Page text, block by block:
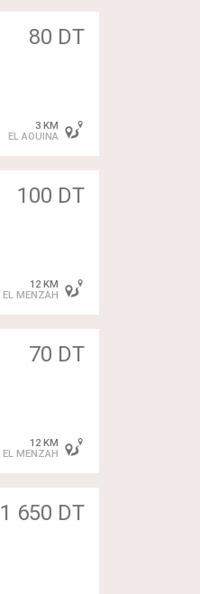
80 DT
3 KM
EL AOUINA
100 DT
12 KM
EL MENZAH
70 DT
12 KM
EL MENZAH
1 650 DT